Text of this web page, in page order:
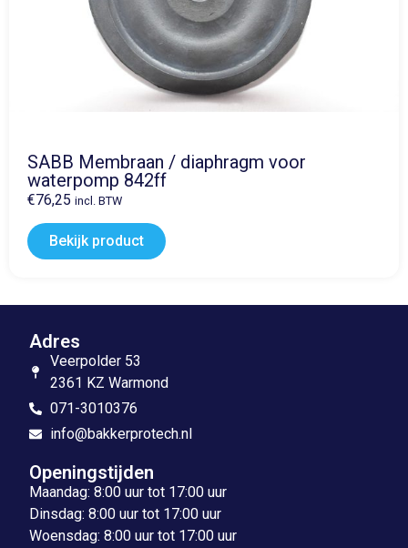
SABB Membraan / diaphragm voor
waterpomp 842ff
€76,25 incl. BTW
Bekijk product
Adres
Veerpolder 53
2361 KZ Warmond
071-3010376
info@bakkerprotech.nl
Openingstijden
Maandag: 8:00 uur tot 17:00 uur
Dinsdag: 8:00 uur tot 17:00 uur
Woensdag: 8:00 uur tot 17:00 uur